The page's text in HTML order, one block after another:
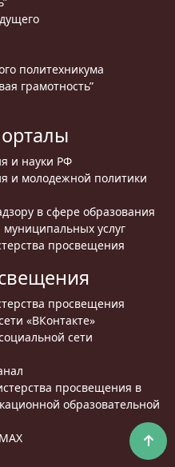
политехникума
грамотность”
и науки РФ
и молодежной политики
в сфере образования
муниципальных услуг
просвещения
просвещения
«ВКонтакте»
сети
просвещения в
образовательной